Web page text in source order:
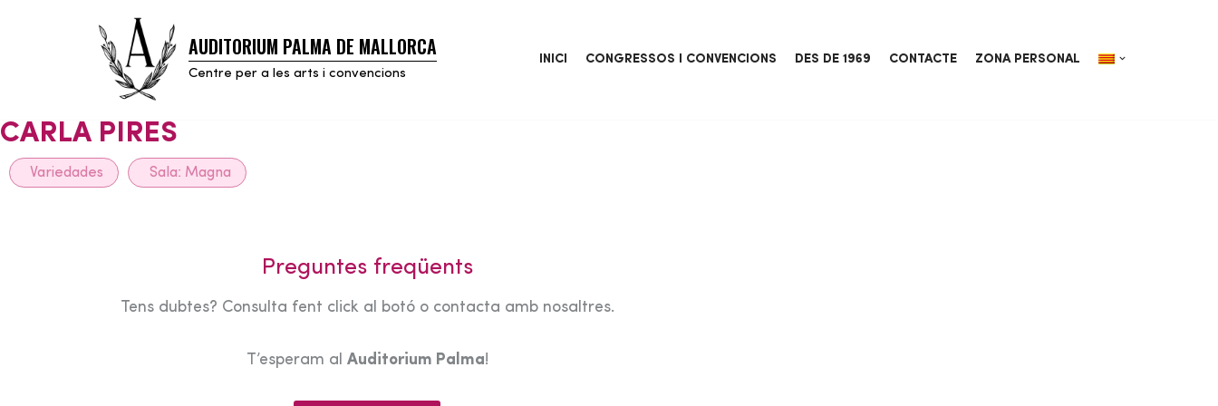
AUDITORIUM PALMA DE MALLORCA
Centre per a les arts i convencions
INICI CONGRESSOS I CONVENCIONS DES DE 1969 CONTACTE ZONA PERSONAL
CARLA PIRES
Variedades Sala: Magna
Preguntes freqüents
Tens dubtes? Consulta fent click al botó o contacta amb nosaltres.
T’esperam al Auditorium Palma!